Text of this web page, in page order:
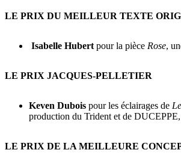
LE PRIX DU MEILLEUR TEXTE
Isabelle Hubert pour la pièce Rose,
LE PRIX JACQUES-PELLETIER
Keven Dubois pour les éclairages de
production du Trident et de
LE PRIX DE LA MEILLEURE